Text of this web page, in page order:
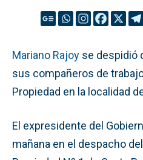
Mariano Rajoy se despidió
sus compañeros de
Propiedad en la localidad
El expresidente del
mañana en el despacho